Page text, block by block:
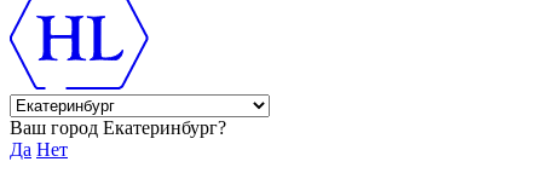
Ваш город Екатеринбург?
Да Нет